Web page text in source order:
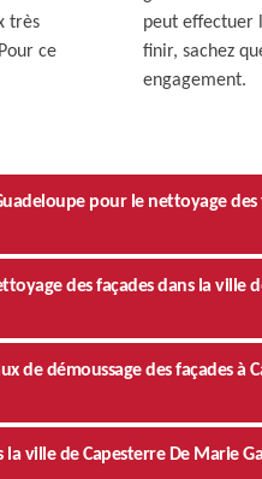
très
ce
peut effectuer
finir, sachez
engagement.
pour le nettoyage des
des façades dans la ville
de démoussage des façades à
ville de Capesterre De Marie